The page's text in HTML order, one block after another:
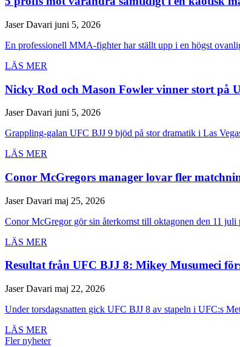
Jaser Davari juni 5, 2026
En professionell MMA-fighter har ställt upp i en högst
LÄS MER
Nicky Rod och Mason Fowler vinner stort på
Jaser Davari juni 5, 2026
Grappling-galan UFC BJJ 9 bjöd på stor dramatik i Las
LÄS MER
Conor McGregors manager lovar fler
Jaser Davari maj 25, 2026
Conor McGregor gör sin återkomst till oktagonen den 11 juli
LÄS MER
Resultat från UFC BJJ 8: Mikey Musumeci
Jaser Davari maj 22, 2026
Under torsdagsnatten gick UFC BJJ 8 av stapeln i UFC:s
LÄS MER
Fler nyheter